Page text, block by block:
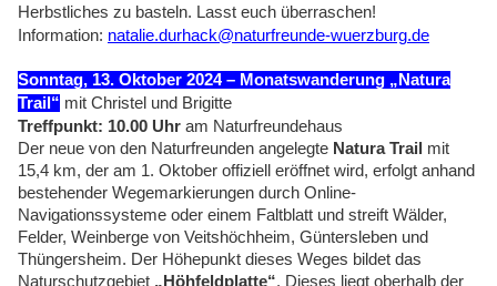
Herbstliches zu basteln. Lasst euch überraschen!
Information: natalie.durhack@naturfreunde-wuerzburg.de
Sonntag, 13. Oktober 2024 – Monatswanderung „Natura
Trail“ mit Christel und Brigitte
Treffpunkt: 10.00 Uhr am Naturfreundehaus
Der neue von den Naturfreunden angelegte Natura Trail
mit
15,4 km, der am 1. Oktober offiziell eröffnet wird, erfolgt anhand
bestehender Wegemarkierungen durch Online-
Navigationssysteme oder einem Faltblatt und streift Wälder,
Felder, Weinberge von Veitshöchheim, Güntersleben und
Thüngersheim. Der Höhepunkt dieses Weges bildet das
Naturschutzgebiet „Höhfeldplatte“. Dieses liegt oberhalb der